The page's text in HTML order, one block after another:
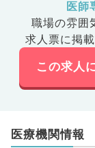
医師
職場の雰囲
求人票に掲
この求人
医療機関情報